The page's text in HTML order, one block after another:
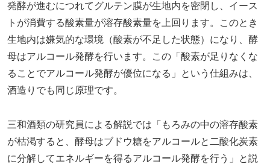
発酵が進むにつれてグルテン膜が生地内を密閉し、イース
トが消費する酸素量が溶存酸素量を上回ります。このとき
生地内は嫌気的な環境（酸素が不足した状態）になり、酵
母はアルコール発酵を行います。この「酸素が足りなくな
ることでアルコール発酵が優位になる」という仕組みは、
酒造りでも同じ原理です。
三和酒類の研究員による解説では「もろみの中の溶存酸素
が枯渇すると、酵母はブドウ糖をアルコールと二酸化炭素
に分解してエネルギーを得るアルコール発酵を行う」と説